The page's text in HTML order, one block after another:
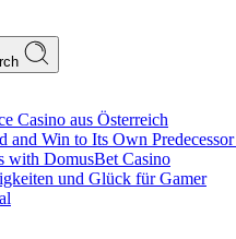
Casino aus Österreich
Win to Its Own
with DomusBet Casino
und Glück für Gamer